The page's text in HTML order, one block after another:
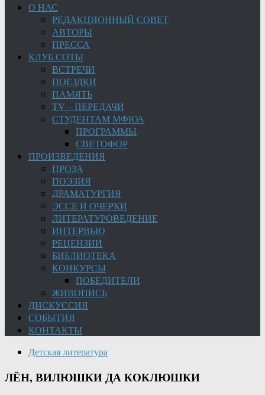
О НАС
РЕДАКЦИОННЫЙ СОВЕТ
АВТОРЫ
ПРЕССА
КЛУБ СОТЫ
ВСТРЕЧИ
ПОЕЗДКИ
ПАМЯТЬ
TV – ПЕРЕДАЧИ
СТУДЕНТАМ МФЮА
ПРОГРАММЫ
СВЕТОФОР
ПРОИЗВЕДЕНИЯ
ПРОЗА
ПОЭЗИЯ
ДРАМАТУРГИЯ
ЭССЕ И ОЧЕРКИ
ЛИТЕРАТУРОВЕДЕНИЕ
ИНТЕРВЬЮ
РЕЦЕНЗИИ
БИБЛИОТЕКА
КОНКУРСЫ
ПОБЕДИТЕЛИ
ЖИВОПИСЬ
ДИСКУССИЯ
СОБЫТИЯ
КОНТАКТЫ
Детская литература
ЛЁН, ВИЛЮШКИ ДА КОКЛЮШКИ